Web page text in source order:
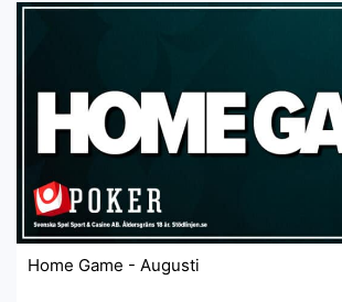
Home Game - Augusti